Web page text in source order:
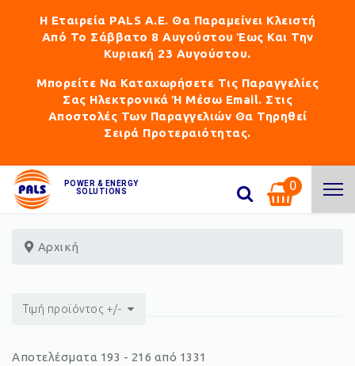
Η Εταιρεία PALS Α.Ε. Θα Παραμείνει Κλειστή
Από Το Σάββατο 8 Αυγούστου Έως Και Την
Κυριακή 23 Αυγούστου.
Μπορείτε Να Καταχωρήσετε Τις Παραγγελίες
Σας Ηλεκτρονικά Ή Μέσω Email. Στις
Αποστολές Των Παραγγελιών Θα Τηρηθεί
Σειρά Προτεραιότητας.
POWER & ENERGY
SOLUTIONS
0
Αρχική
Τιμή προϊόντος +/-
Αποτελέσματα 193 - 216 από 1331